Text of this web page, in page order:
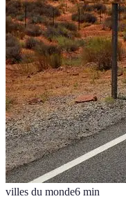
villes du monde6 min